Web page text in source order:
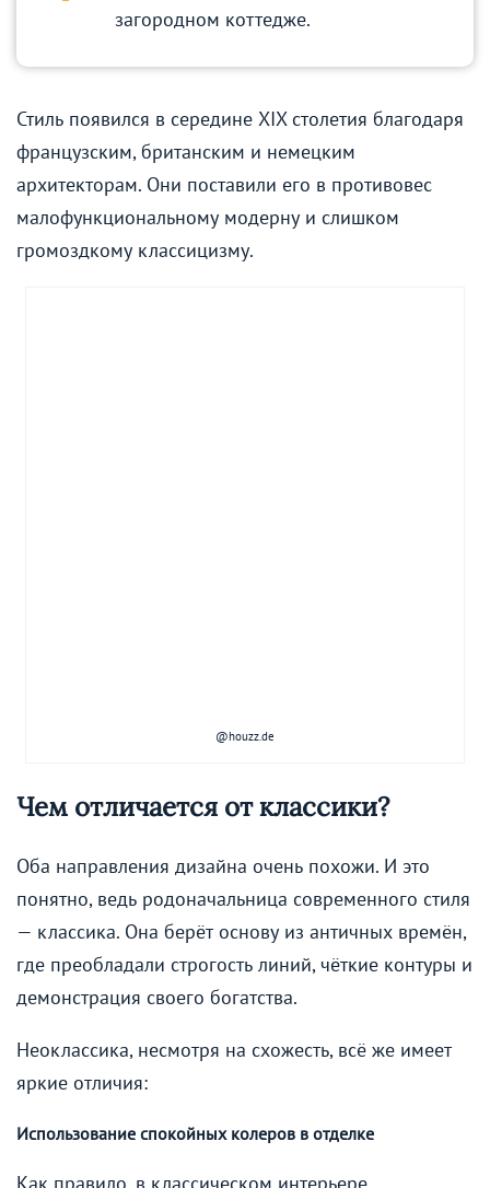
загородном коттедже.
Стиль появился в середине XIX столетия благодаря
французским, британским и немецким
архитекторам. Они поставили его в противовес
малофункциональному модерну и слишком
громоздкому классицизму.
@houzz.de
Чем отличается от классики?
Оба направления дизайна очень похожи. И это
понятно, ведь родоначальница современного стиля
— классика. Она берёт основу из античных времён,
где преобладали строгость линий, чёткие контуры и
демонстрация своего богатства.
Неоклассика, несмотря на схожесть, всё же имеет
яркие отличия:
Использование спокойных колеров в отделке